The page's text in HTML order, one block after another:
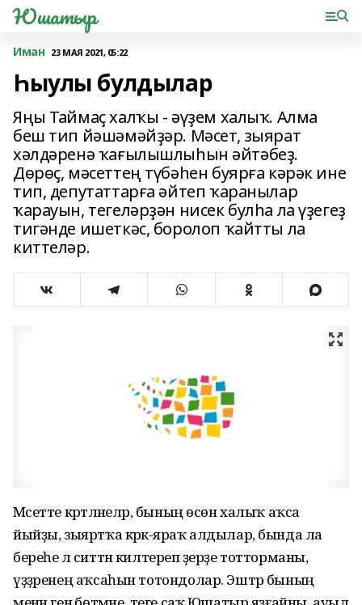
Юшатыр
Иман 23 МАЯ 2021, 05:22
Һыулы булдылар
Яңы Таймаҫ халҡы - әүҙем халыҡ. Алма
беш тип йәшәмәйҙәр. Мәсет, зыярат
хәлдәренә ҡағылышлыһын әйтәбеҙ.
Дөрөҫ, мәсеттең түбәһен буярға кәрәк ине
тип, депутаттарға әйтеп ҡаранылар
ҡарауын, тегеләрҙән нисек булһа ла үҙегеҙ
тигәнде ишеткәс, боролоп ҡайтты ла
киттеләр.
Мәсетте кәртәләнеләр, бының өсөн халыҡ аҡса
йыйҙы, зыяртҡа кәрәк-яраҡ алдылар, бында ла
береһе лә ситтән килтереп әҙерҙе тотторманы,
үҙҙәренең аҡсаһын тотондолар. Эштәр бының